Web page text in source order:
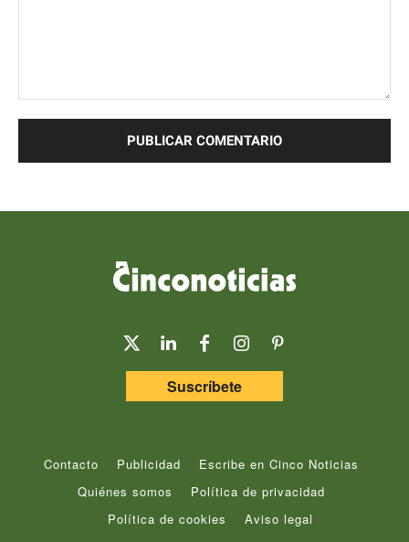
Suscríbete
Contacto Publicidad
Escribe en Cinco Noticias
Quiénes somos
Política de privacidad
Política de cookies
Aviso legal